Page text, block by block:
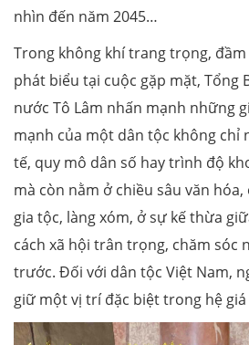
nhìn đến năm 2045…
Trong không khí trang trọng,
phát biểu tại cuộc gặp mặt, Tổng
nước Tô Lâm nhấn mạnh những
mạnh của một dân tộc không chỉ
tế, quy mô dân số hay trình độ
mà còn nằm ở chiều sâu văn
gia tộc, làng xóm, ở sự kế thừa
cách xã hội trân trọng, chăm sóc
trước. Đối với dân tộc Việt Nam,
giữ một vị trí đặc biệt trong hệ